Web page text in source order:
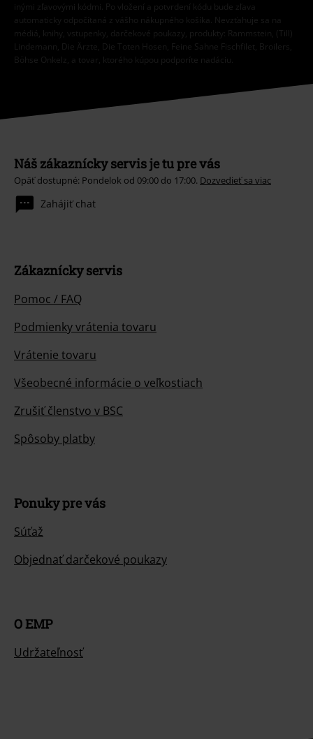
inými zľavovými kódmi. Po vložení a potvrdení kódu bude zľava
automaticky odpočítaná z vášho nákupného košíka. Nevzťahuje sa na
médiá, knihy, vstupenky, darčekové poukazy, produkty: Rammstein, (Till)
Lindemann, Die Ärzte, Die Toten Hosen, Feine Sahne Fischfilet, Broilers,
Böhse Onkelz, a tovar, ktorého kúpou podporíte nadáciu.
Náš zákaznícky servis je tu pre vás
Opäť dostupné: Pondelok od 09:00 do 17:00. Dozvedieť sa viac
Zahájiť chat
Zákaznícky servis
Pomoc / FAQ
Podmienky vrátenia tovaru
Vrátenie tovaru
Všeobecné informácie o veľkostiach
Zrušiť členstvo v BSC
Spôsoby platby
Ponuky pre vás
Súťaž
Objednať darčekové poukazy
O EMP
Udržateľnosť